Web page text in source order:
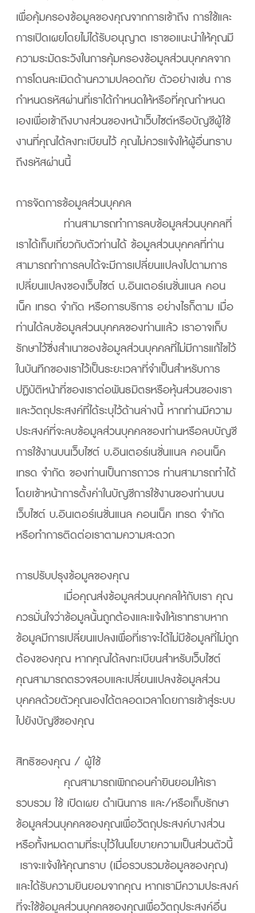
เพื่อคุ้มครองข้อมูลของคุณจากการเข้าถึง การใช้และ
การเปิดเผยโดยไม่ได้รับอนุญาต เราขอแนะนำให้คุณมี
ความระมัดระวังในการคุ้มครองข้อมูลส่วนบุคคลจาก
การโดนละเมิดด้านความปลอดภัย ตัวอย่างเช่น การ
กำหนดรหัสผ่านที่เราได้กำหนดให้หรือที่คุณกำหนด
เองเพื่อเข้าถึงบางส่วนของหน้าเว็บไซต์หรือบัญชีผู้ใช้
งานที่คุณได้ลงทะเบียนไว้ คุณไม่ควรแจ้งให้ผู้อื่นทราบ
ถึงรหัสผ่านนี้
การจัดการข้อมูลส่วนบุคคล
ท่านสามารถทำการลบข้อมูลส่วนบุคคลที่
เราได้เก็บเกี่ยวกับตัวท่านได้ ข้อมูลส่วนบุคคลที่ท่าน
สามารถทำการลบได้จะมีการเปลี่ยนแปลงไปตามการ
เปลี่ยนแปลงของเว็บไซต์ บ.อินเตอร์เนชั่นแนล คอน
เน็ค เทรด จำกัด หรือการบริการ อย่างไรก็ตาม เมื่อ
ท่านได้ลบข้อมูลส่วนบุคคลของท่านแล้ว เราอาจเก็บ
รักษาไว้ซึ่งสำเนาของข้อมูลส่วนบุคคลที่ไม่มีการแก้ไขไว้
ในบันทึกของเราไว้เป็นระยะเวลาที่จำเป็นสำหรับการ
ปฏิบัติหน้าที่ของเราต่อพันธมิตรหรือหุ้นส่วนของเรา
และวัตถุประสงค์ที่ได้ระบุไว้ด้านล่างนี้ หากท่านมีความ
ประสงค์ที่จะลบข้อมูลส่วนบุคคลของท่านหรือลบบัญชี
การใช้งานบนเว็บไซต์ บ.อินเตอร์เนชั่นแนล คอนเน็ค
เทรด จำกัด ของท่านเป็นการถาวร ท่านสามารถทำได้
โดยเข้าหน้าการตั้งค่าในบัญชีการใช้งานของท่านบน
เว็บไซต์ บ.อินเตอร์เนชั่นแนล คอนเน็ค เทรด จำกัด
หรือทำการติดต่อเราตามความสะดวก
การปรับปรุงข้อมูลของคุณ
เมื่อคุณส่งข้อมูลส่วนบุคคลให้กับเรา คุณ
ควรมั่นใจว่าข้อมูลนั้นถูกต้องและแจ้งให้เราทราบหาก
ข้อมูลมีการเปลี่ยนแปลงเพื่อที่เราจะได้ไม่มีข้อมูลที่ไม่ถูก
ต้องของคุณ หากคุณได้ลงทะเบียนสำหรับเว็บไซต์
คุณสามารถตรวจสอบและเปลี่ยนแปลงข้อมูลส่วน
บุคคลด้วยตัวคุณเองได้ตลอดเวลาโดยการเข้าสู่ระบบ
ไปยังบัญชีของคุณ
สิทธิของคุณ / ผู้ใช้
คุณสามารถเพิกถอนคำยินยอมให้เรา
รวบรวม ใช้ เปิดเผย ดำเนินการ และ/หรือเก็บรักษา
ข้อมูลส่วนบุคคลของคุณเพื่อวัตถุประสงค์บางส่วน
หรือทั้งหมดตามที่ระบุไว้ในนโยบายความเป็นส่วนตัวนี้
เราจะแจ้งให้คุณทราบ (เมื่อรวบรวมข้อมูลของคุณ)
และได้รับความยินยอมจากคุณ หากเรามีความประสงค์
ที่จะใช้ข้อมูลส่วนบุคคลของคุณเพื่อวัตถุประสงค์อื่น